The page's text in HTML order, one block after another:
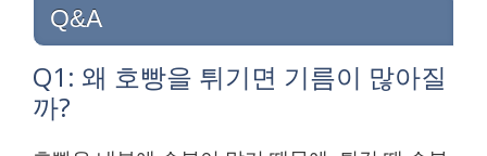
Q&A
Q1: 왜 호빵을 튀기면 기름이 많아질
까?